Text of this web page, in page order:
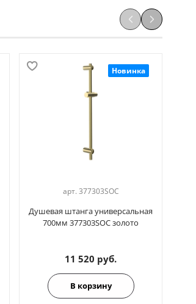
Новинка
арт. 377303SOC
Душевая штанга универсальная
700мм 377303SOC золото
11 520 руб.
В корзину